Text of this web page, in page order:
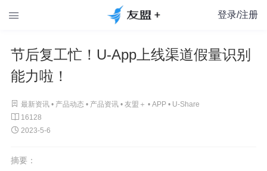
 登录/注册
节后复工忙！U-App上线渠道假量识别
能力啦！
 最新资讯 • 产品动态 • 产品资讯• 友盟＋ • APP• U-Share

16128
 2023-5-6
摘要：